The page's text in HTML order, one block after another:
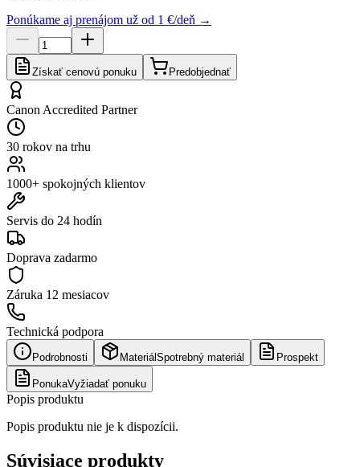
Ponúkame aj prenájom už od 1 €/deň →
Získať cenovú ponuku Predobjednať
Canon Accredited Partner
30 rokov na trhu
1000+ spokojných klientov
Servis do 24 hodín
Doprava zadarmo
Záruka 12 mesiacov
Technická podpora
Podrobnosti Materiál Spotrebný materiál Prospekt
PonukaVyžiadať ponuku
Popis produktu
Popis produktu nie je k dispozícii.
Súvisiace produkty